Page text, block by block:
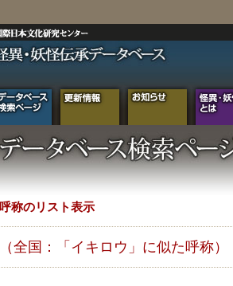
呼称のリスト表示
（全国：「イキロウ」に似た呼称）